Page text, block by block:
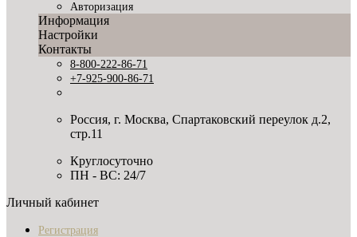
Авторизация
Информация
Настройки
Контакты
8-800-222-86-71
+7-925-900-86-71
Россия, г. Москва, Спартаковский переулок д.2,
стр.11
Круглосуточно
ПН - ВС: 24/7
Личный кабинет
Регистрация